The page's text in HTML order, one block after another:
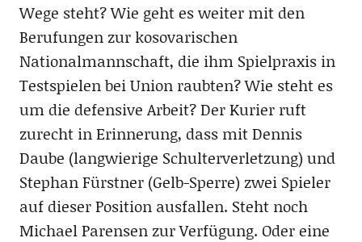
Wege steht? Wie geht es weiter mit den
Berufungen zur kosovarischen
Nationalmannschaft, die ihm Spielpraxis in
Testspielen bei Union raubten? Wie steht es
um die defensive Arbeit? Der Kurier ruft
zurecht in Erinnerung, dass mit Dennis
Daube (langwierige Schulterverletzung) und
Stephan Fürstner (Gelb-Sperre) zwei Spieler
auf dieser Position ausfallen. Steht noch
Michael Parensen zur Verfügung. Oder eine